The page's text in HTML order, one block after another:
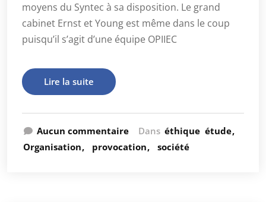
moyens du Syntec à sa disposition. Le grand
cabinet Ernst et Young est même dans le coup
puisqu’il s’agit d’une équipe OPIIEC
Lire la suite
Aucun commentaire Dans éthique étude
Organisation
provocation société